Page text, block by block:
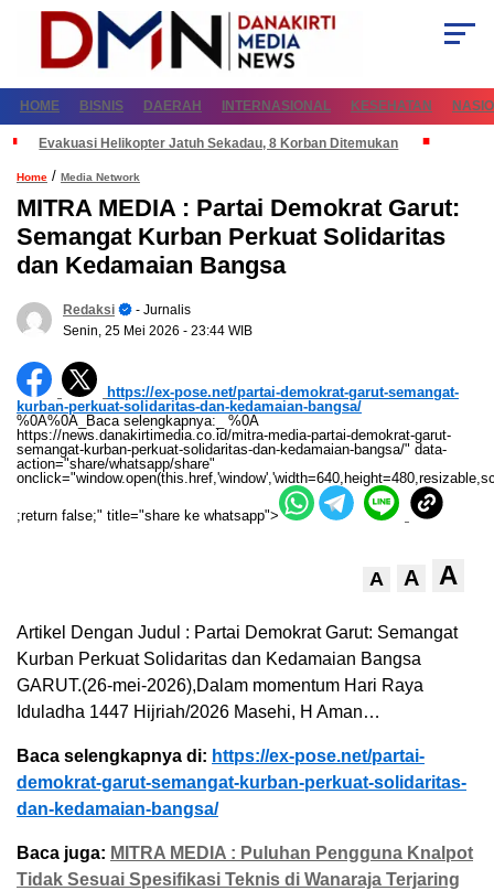
HOME BISNIS DAERAH INTERNASIONAL KESEHATAN
Evakuasi Helikopter Jatuh Sekadau, 8 Korban Ditemukan
Home / Media Network
MITRA MEDIA : Partai Demokrat Garut:
Semangat Kurban Perkuat Solidaritas
dan Kedamaian Bangsa
Redaksi
- Jurnalis
Senin, 25 Mei 2026 - 23:44 WIB
https://ex-pose.net/partai-demokrat-garut-semangat-
kurban-perkuat-solidaritas-dan-kedamaian-bangsa/
%0A%0A_Baca selengkapnya:_ %0A
https://news.danakirtimedia.co.id/mitra-media-partai-demokrat-garut-
semangat-kurban-perkuat-solidaritas-dan-kedamaian-bangsa/" data-
action="share/whatsapp/share"
;return false;" title="share ke whatsapp">
A A A
Artikel Dengan Judul : Partai Demokrat Garut: Semangat
Kurban Perkuat Solidaritas dan Kedamaian Bangsa
GARUT.(26-mei-2026),Dalam momentum Hari Raya
Iduladha 1447 Hijriah/2026 Masehi, H Aman…
Baca selengkapnya di: https://ex-pose.net/partai-
demokrat-garut-semangat-kurban-perkuat-solidaritas-
dan-kedamaian-bangsa/
Baca juga: MITRA MEDIA : Puluhan Pengguna Knalpot
Tidak Sesuai Spesifikasi Teknis di Wanaraja Terjaring